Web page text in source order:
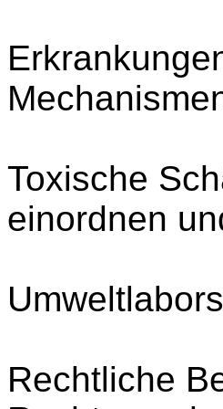
Toxische
einordnen
Rechtliche